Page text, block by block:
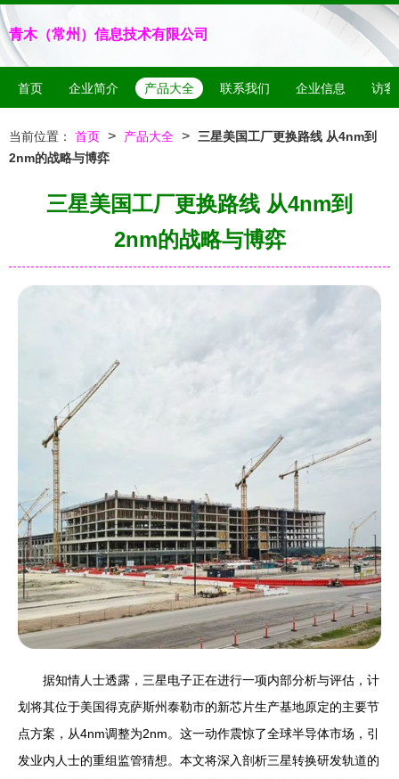
青木（常州）信息技术有限公司
首页 企业简介 产品大全 联系我们 企业信息 访客
当前位置： 首页 > 产品大全 >
三星美国工厂更换路线 从4nm到
2nm的战略与博弈
三星美国工厂更换路线 从4nm到
2nm的战略与博弈
据知情人士透露，三星电子正在进行一项内部分析与评估，计
划将其位于美国得克萨斯州泰勒市的新芯片生产基地原定的主要节
点方案，从4nm调整为2nm。这一动作震惊了全球半导体市场，引
发业内人士的重组监管猜想。本文将深入剖析三星转换研发轨道的